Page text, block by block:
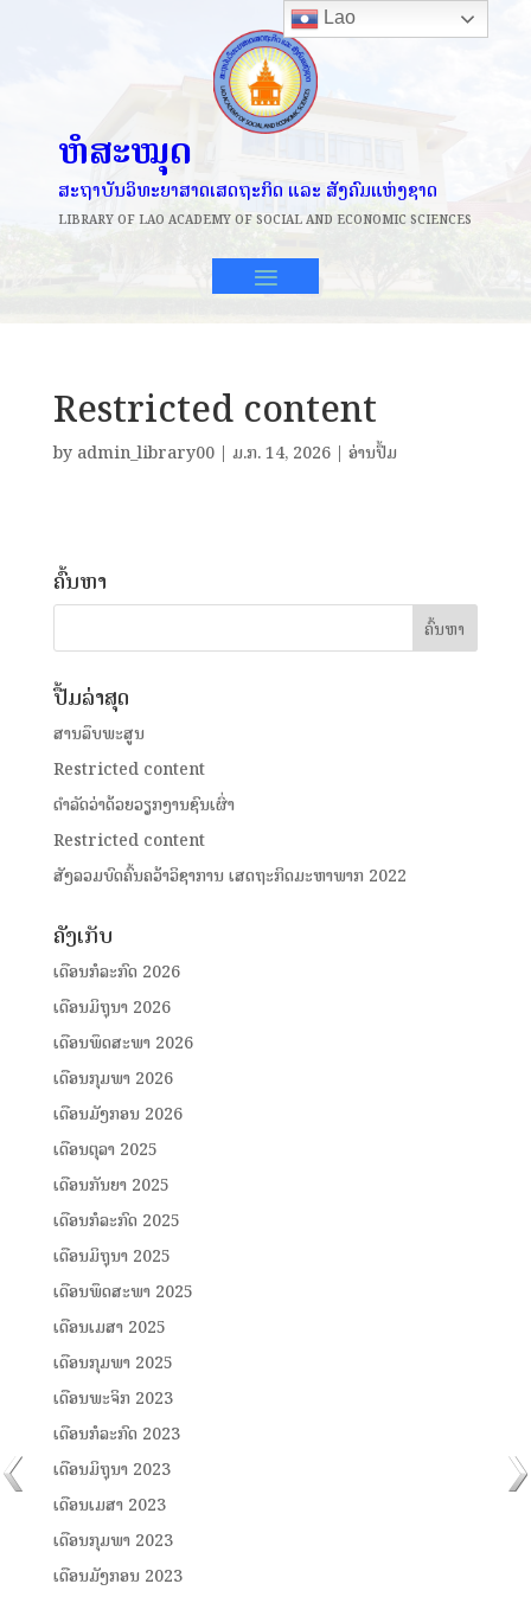
ຫໍສະໝຸດ
ສະຖາບັນວິທະຍາສາດເສດຖະກິດ ແລະ ສັງຄົມແຫ່ງຊາດ
LIBRARY OF LAO ACADEMY OF SOCIAL AND ECONOMIC SCIENCES
Restricted content
by admin_library00| ມ.ກ. 14, 2026| ອ່ານປຶ້ມ
ຄົ້ນຫາ
ປື້ມລ່າສຸດ
ສານລຶບພະສູນ
Restricted content
ດໍາລັດວ່າດ້ວຍວຽກງານຊົນເຜົ່າ
Restricted content
ສັງລວມບົດຄົ້ນຄວ້າວິຊາການ ເສດຖະກິດມະຫາພາກ 2022
ຄັງເກັບ
ເດືອນກໍລະກົດ 2026
ເດືອນມິຖຸນາ 2026
ເດືອນພຶດສະພາ 2026
ເດືອນກຸມພາ 2026
ເດືອນມັງກອນ 2026
ເດືອນຕຸລາ 2025
ເດືອນກັນຍາ 2025
ເດືອນກໍລະກົດ 2025
ເດືອນມິຖຸນາ 2025
ເດືອນພຶດສະພາ 2025
ເດືອນເມສາ 2025
ເດືອນກຸມພາ 2025
ເດືອນພະຈິກ 2023
ເດືອນກໍລະກົດ 2023
ເດືອນມິຖຸນາ 2023
ເດືອນເມສາ 2023
ເດືອນກຸມພາ 2023
ເດືອນມັງກອນ 2023
Lao